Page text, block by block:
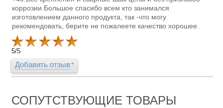
коррозии.Большое спасибо всем кто занимался
изготовлением данного продукта, так -что могу
рекомендовать, берите не пожалеете качество хорошее.
5/5
Добавить отзыв
СОПУТСТВУЮЩИЕ ТОВАРЫ